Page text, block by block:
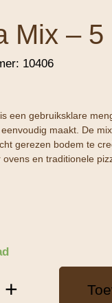
Mix – 5
10406
een gebruiksklare
maakt. De
gerezen bodem te
en traditionele
+